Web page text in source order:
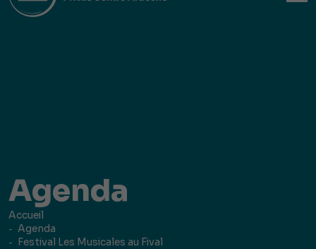
Agenda
Accueil
Agenda
Festival Les Musicales au Fival